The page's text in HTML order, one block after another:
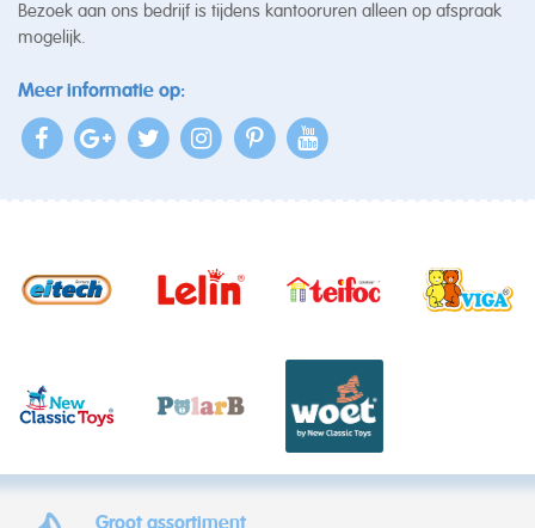
Bezoek aan ons bedrijf is tijdens kantooruren alleen op afspraak
mogelijk.
Meer informatie op: